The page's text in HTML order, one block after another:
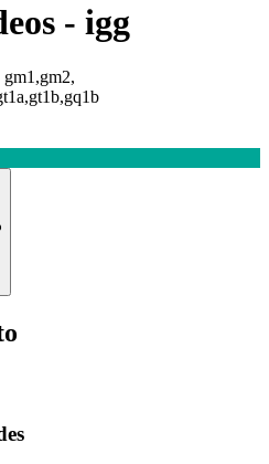
- igg
gm1,gm2,